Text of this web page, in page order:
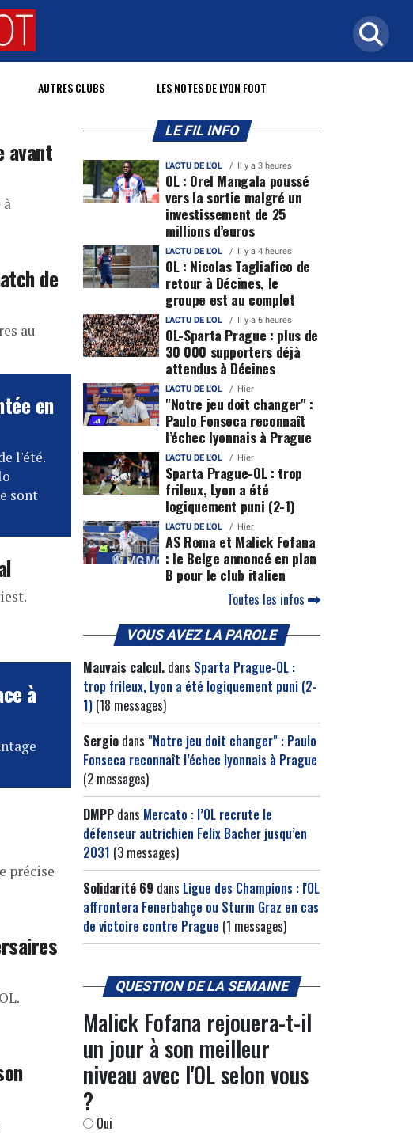
AUTRES CLUBS LES NOTES DE LYON FOOT
avant
à
de
au
en
l'été.
sont
à
précise
LE FIL INFO
L'ACTU DE L'OL Il y a 3 heures
OL : Orel Mangala poussé
vers la sortie malgré un
investissement de 25
millions d’euros
L'ACTU DE L'OL Il y a 4 heures
OL : Nicolas Tagliafico de
retour à Décines, le
groupe est au complet
L'ACTU DE L'OL Il y a 6 heures
OL-Sparta Prague : plus de
30 000 supporters déjà
attendus à Décines
L'ACTU DE L'OL Hier
"Notre jeu doit changer" :
Paulo Fonseca reconnaît
l’échec lyonnais à Prague
L'ACTU DE L'OL Hier
Sparta Prague-OL : trop
frileux, Lyon a été
logiquement puni (2-1)
L'ACTU DE L'OL Hier
AS Roma et Malick Fofana
: le Belge annoncé en plan
B pour le club italien
Toutes les infos
VOUS AVEZ LA PAROLE
Mauvais calcul. dans Sparta Prague-OL :
trop frileux, Lyon a été logiquement puni (2-
1) (18 messages)
Sergio dans "Notre jeu doit changer" : Paulo
Fonseca reconnaît l’échec lyonnais à Prague
(2 messages)
DMPP dans Mercato : l’OL recrute le
défenseur autrichien Felix Bacher jusqu’en
2031 (3 messages)
Solidarité 69 dans Ligue des Champions : l'OL
affrontera Fenerbahçe ou Sturm Graz en cas
de victoire contre Prague (1 messages)
QUESTION DE LA SEMAINE
Malick Fofana rejouera-t-il
un jour à son meilleur
niveau avec l'OL selon vous
?
Oui